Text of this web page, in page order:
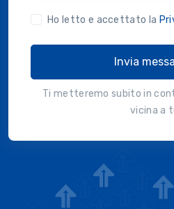
Ho letto e accettato la
Invia
Ti metteremo subito in
vicina a